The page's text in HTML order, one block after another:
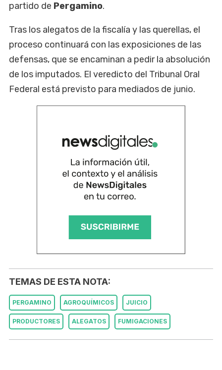
partido de Pergamino.
Tras los alegatos de la fiscalía y las querellas, el
proceso continuará con las exposiciones de las
defensas, que se encaminan a pedir la absolución
de los imputados. El veredicto del Tribunal Oral
Federal está previsto para mediados de junio.
TEMAS DE ESTA NOTA:
PERGAMINO AGROQUÍMICOS JUICIO
PRODUCTORES ALEGATOS FUMIGACIONES